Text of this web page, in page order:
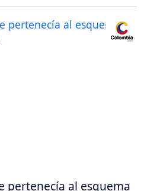
pertenecía al esquema